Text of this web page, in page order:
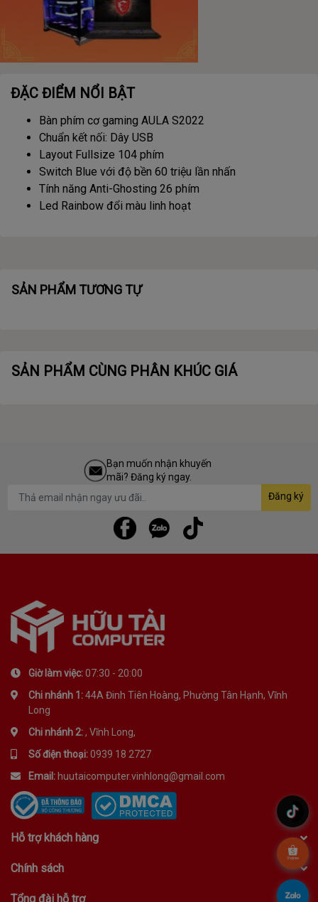
ĐẶC ĐIỂM NỔI BẬT
Bàn phím cơ gaming AULA S2022
Chuẩn kết nối: Dây USB
Layout Fullsize 104 phím
Switch Blue với độ bền 60 triệu lần nhấn
Tính năng Anti-Ghosting 26 phím
Led Rainbow đổi màu linh hoạt
SẢN PHẨM TƯƠNG TỰ
SẢN PHẨM CÙNG PHÂN KHÚC GIÁ
Bạn muốn nhận khuyến
mãi? Đăng ký ngay.
Đăng ký
Giờ làm việc:07:30 - 20:00
Chi nhánh 1:44A Đinh Tiên Hoàng, Phường Tân Hạnh, Vĩnh
Long
Chi nhánh 2:, Vĩnh Long,
Số điện thoại:0939 18 2727
Email: huutaicomputer.vinhlong@gmail.com
Hỗ trợ khách hàng
Chính sách
Tổng đài hỗ trợ
.
.
.